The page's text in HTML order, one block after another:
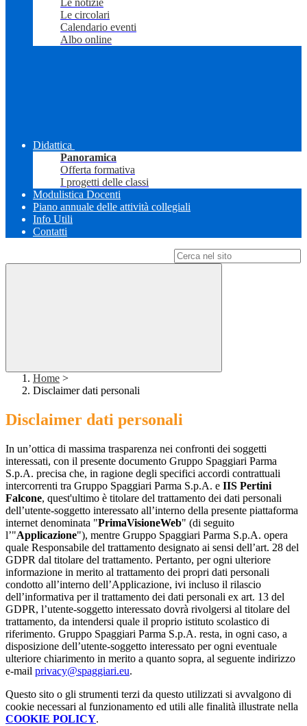
Le notizie
Le circolari
Calendario eventi
Albo online
Didattica
Panoramica
Offerta formativa
I progetti delle classi
Modulistica Docenti
Piano annuale delle attività collegiali
Info Utili
Contatti
Home >
Disclaimer dati personali
Disclaimer dati personali
In un’ottica di massima trasparenza nei confronti dei soggetti
interessati, con il presente documento Gruppo Spaggiari Parma
S.p.A. precisa che, in ragione degli specifici accordi contrattuali
intercorrenti tra Gruppo Spaggiari Parma S.p.A. e IIS Pertini
Falcone, quest'ultimo è titolare del trattamento dei dati personali
dell’utente-soggetto interessato all’interno della presente piattaforma
internet denominata "PrimaVisioneWeb" (di seguito
l’"Applicazione"), mentre Gruppo Spaggiari Parma S.p.A. opera
quale Responsabile del trattamento designato ai sensi dell’art. 28 del
GDPR dal titolare del trattamento. Pertanto, per ogni ulteriore
informazione in merito al trattamento dei propri dati personali
condotto all’interno dell’Applicazione, ivi incluso il rilascio
dell’informativa per il trattamento dei dati personali ex art. 13 del
GDPR, l’utente-soggetto interessato dovrà rivolgersi al titolare del
trattamento, da intendersi quale il proprio istituto scolastico di
riferimento. Gruppo Spaggiari Parma S.p.A. resta, in ogni caso, a
disposizione dell’utente-soggetto interessato per ogni eventuale
ulteriore chiarimento in merito a quanto sopra, al seguente indirizzo
e-mail privacy@spaggiari.eu.
Questo sito o gli strumenti terzi da questo utilizzati si avvalgono di
cookie necessari al funzionamento ed utili alle finalità illustrate nella
COOKIE POLICY.